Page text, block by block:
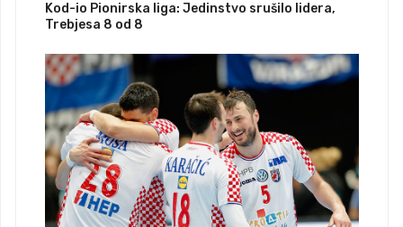
Kod-io Pionirska liga: Jedinstvo srušilo lidera,
Trebjesa 8 od 8